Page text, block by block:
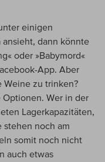
einigen
dann könnte
oder »Babymord«
App. Aber
Weine zu trinken?
Wer in der
Lagerkapazitäten,
stehen noch am
somit noch nicht
auch etwas